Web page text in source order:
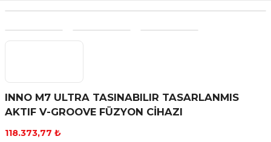
INNO M7 ULTRA TASINABILIR TASARLANMIS
AKTIF V-GROOVE FÜZYON CİHAZI
118.373,77 ₺